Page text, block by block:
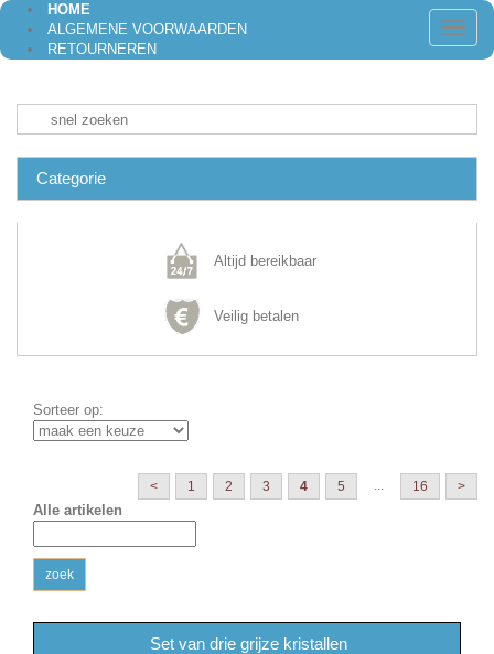
Toggle
HOME
ALGEMENE VOORWAARDEN
RETOURNEREN
Categorie
Altijd bereikbaar
Veilig betalen
Sorteer op:
< 1 2 3 4 5 ... 16 >
Alle artikelen
zoek
Set van drie grijze kristallen